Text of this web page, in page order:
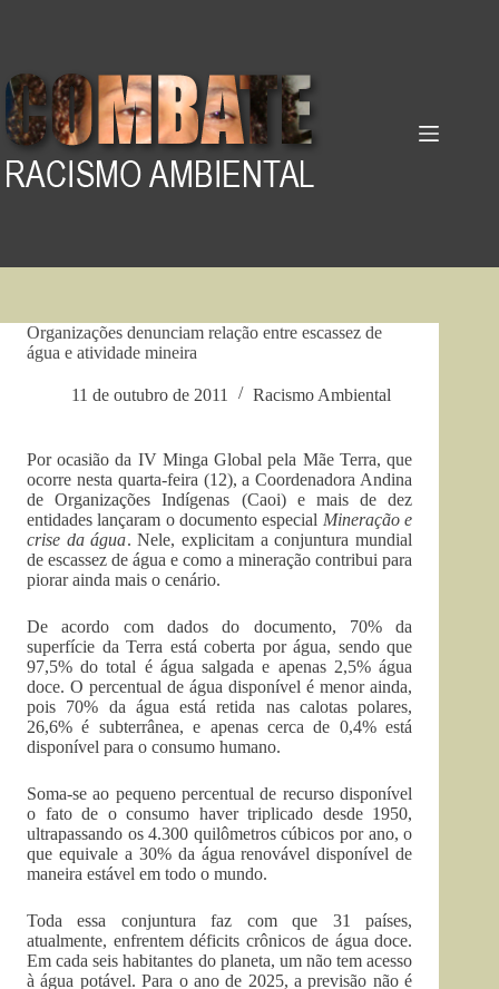
Organizações denunciam relação entre escassez de
água e atividade mineira
11 de outubro de 2011 Racismo Ambiental
Por ocasião da IV Minga Global pela Mãe Terra, que
ocorre nesta quarta-feira (12), a Coordenadora Andina
de Organizações Indígenas (Caoi) e mais de dez
entidades lançaram o documento especial Mineração e
crise da água. Nele, explicitam a conjuntura mundial
de escassez de água e como a mineração contribui para
piorar ainda mais o cenário.
De acordo com dados do documento, 70% da
superfície da Terra está coberta por água, sendo que
97,5% do total é água salgada e apenas 2,5% água
doce. O percentual de água disponível é menor ainda,
pois 70% da água está retida nas calotas polares,
26,6% é subterrânea, e apenas cerca de 0,4% está
disponível para o consumo humano.
Soma-se ao pequeno percentual de recurso disponível
o fato de o consumo haver triplicado desde 1950,
ultrapassando os 4.300 quilômetros cúbicos por ano, o
que equivale a 30% da água renovável disponível de
maneira estável em todo o mundo.
Toda essa conjuntura faz com que 31 países,
atualmente, enfrentem déficits crônicos de água doce.
Em cada seis habitantes do planeta, um não tem acesso
à água potável. Para o ano de 2025, a previsão não é